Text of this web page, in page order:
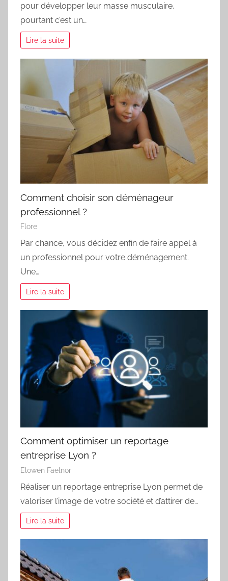
pour développer leur masse musculaire,
pourtant c’est un…
Lire la suite
Comment choisir son déménageur
professionnel ?
Flore
Par chance, vous décidez enfin de faire appel à
un professionnel pour votre déménagement.
Une…
Lire la suite
Comment optimiser un reportage
entreprise Lyon ?
Elowen Faelnor
Réaliser un reportage entreprise Lyon permet de
valoriser l’image de votre société et d’attirer de…
Lire la suite